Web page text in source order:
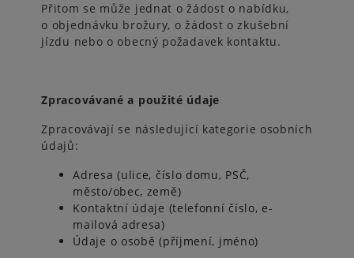
Přitom se může jednat o žádost o nabídku,
o objednávku brožury, o žádost o zkušební
jízdu nebo o obecný požadavek kontaktu.
Zpracovávané a použité údaje
Zpracovávají se následující kategorie osobních
údajů:
Adresa (ulice, číslo domu, PSČ,
město/obec, země)
Kontaktní údaje (telefonní číslo, e-
mailová adresa)
Údaje o osobě (příjmení, jméno)